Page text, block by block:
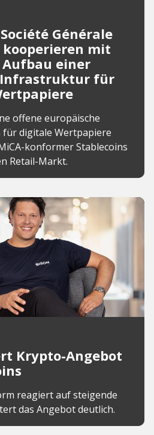
Générale
kooperieren mit
einer
Infrastruktur für
offene europäische
digitale Wertpapiere
konformer Stablecoins
Retail-Markt.
Krypto-Angebot
reagiert auf steigende
das Angebot deutlich.